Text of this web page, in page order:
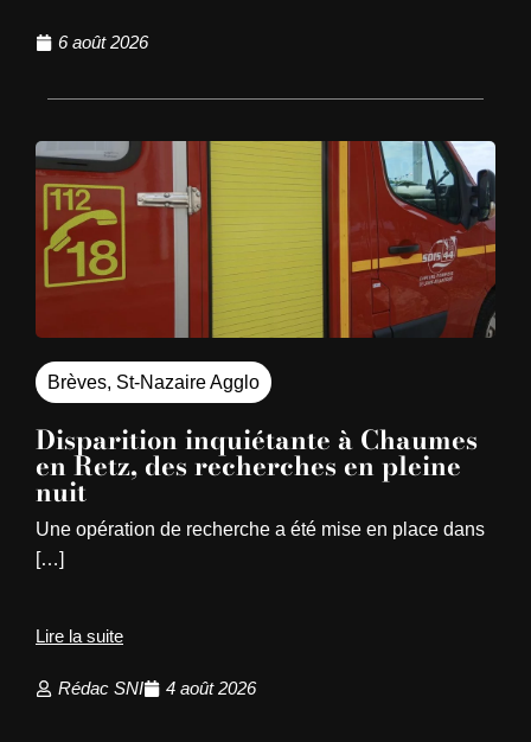
6 août 2026
Brèves, St-Nazaire Agglo
Disparition inquiétante à Chaumes
en Retz, des recherches en pleine
nuit
Une opération de recherche a été mise en place dans
[…]
Lire la suite
Rédac SNI 4 août 2026